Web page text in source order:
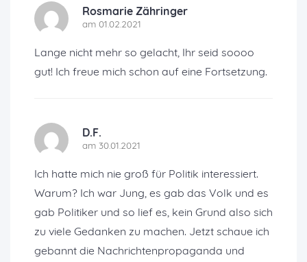
Rosmarie Zähringer
am 01.02.2021
Lange nicht mehr so gelacht, Ihr seid soooo
gut! Ich freue mich schon auf eine Fortsetzung.
D.F.
am 30.01.2021
Ich hatte mich nie groß für Politik interessiert.
Warum? Ich war Jung, es gab das Volk und es
gab Politiker und so lief es, kein Grund also sich
zu viele Gedanken zu machen. Jetzt schaue ich
gebannt die Nachrichtenpropaganda und